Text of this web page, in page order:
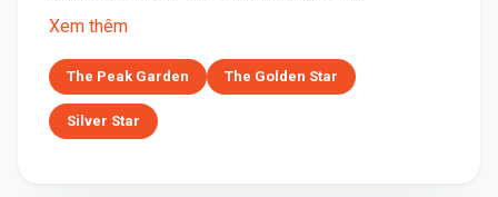
Xem thêm
The Peak Garden The Golden Star
Silver Star